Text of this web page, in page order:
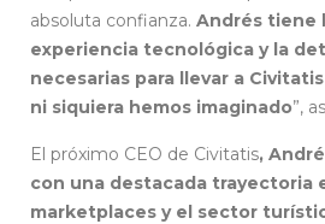
absoluta confianza. Andrés tiene
experiencia tecnológica y la
necesarias para llevar a
ni siquiera hemos imaginado”,
El próximo CEO de Civitatis,
con una destacada trayectoria
marketplaces y el sector